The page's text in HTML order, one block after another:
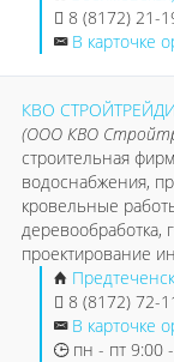
8 (8172) 21-
В карточке
КВО
(ООО КВО
строительная
водоснабжения,
кровельные
деревообработка,
проектирование
8 (8172) 72-
В карточке
пн - пт 9:00